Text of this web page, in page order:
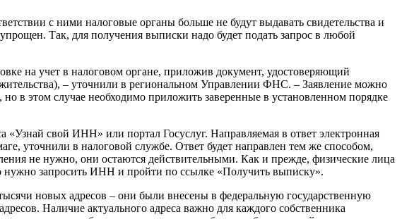
с ними налоговые органы больше не будут выдавать свидетельства и
Так, для получения выписки надо будет подать запрос в любой
на учет в налоговом органе, приложив документ, удостоверяющий
– уточнили в региональном Управлении ФНС. – Заявление можно
в этом случае необходимо приложить заверенные в установленном порядке
свой ИНН» или портал Госуслуг. Направляемая в ответ электронная
уточнили в налоговой службе. Ответ будет направлен тем же способом,
не нужно, они остаются действительными. Как и прежде, физические лица
запросить ИНН и пройти по ссылке «Получить выписку».
новых адресов – они были внесены в федеральную государственную
Наличие актуального адреса важно для каждого собственника